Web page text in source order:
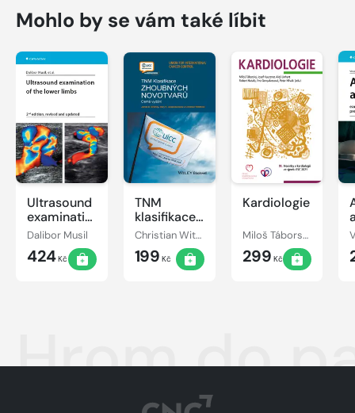
Mohlo by se vám také líbit
Ultrasound
examination
of the
lower limbs
Dalibor Musil
424Kč
TNM
klasifikace
zhoubných
novotvarů
Christian Wittekind, James D. Brierley, Mary K. Gospodarowicz
199 Kč
Kardiologie
Miloš Táborský, Josef Kautzner, Aleš Linhart
299 Kč
Hrom do